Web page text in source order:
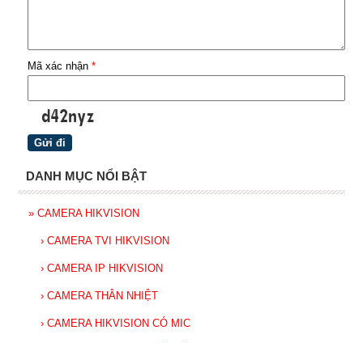
Mã xác nhận *
DANH MỤC NỔI BẬT
» CAMERA HIKVISION
› CAMERA TVI HIKVISION
› CAMERA IP HIKVISION
› CAMERA THÂN NHIỆT
› CAMERA HIKVISION CÓ MIC